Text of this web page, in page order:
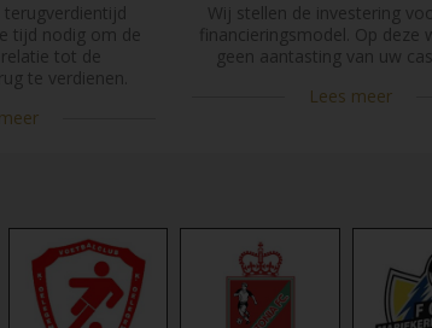
terugverdientijd
tijd nodig om de
tot de
te verdienen.
Wij stellen de investering
financieringsmodel. Op deze
geen aantasting van uw
Lees meer